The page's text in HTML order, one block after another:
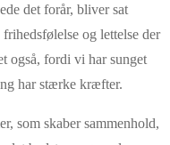
det forår, bliver sat
og lettelse der
også, fordi vi har sunget
har stærke kræfter.
som skaber sammenhold,